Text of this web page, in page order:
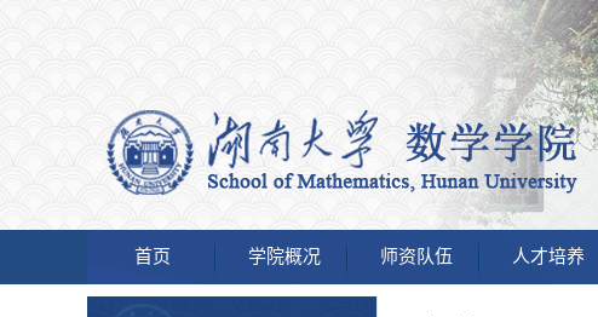
首页 学院概况 师资队伍 人才培养